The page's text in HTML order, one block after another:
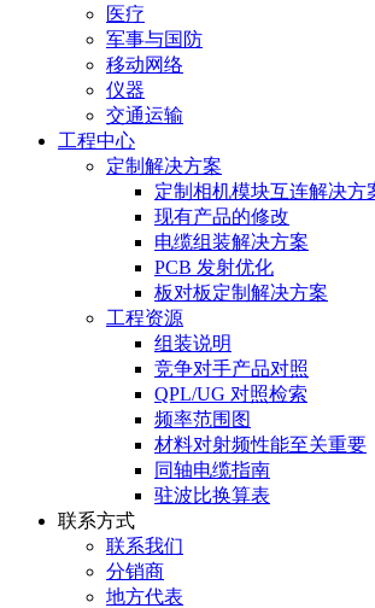
医疗
军事与国防
移动网络
仪器
交通运输
工程中心
定制解决方案
定制相机模块互连解决方
现有产品的修改
电缆组装解决方案
PCB 发射优化
板对板定制解决方案
工程资源
组装说明
竞争对手产品对照
QPL/UG 对照检索
频率范围图
材料对射频性能至关重要
同轴电缆指南
驻波比换算表
联系方式
联系我们
分销商
地方代表